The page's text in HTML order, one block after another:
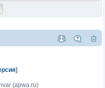
]
(apwa.ru)